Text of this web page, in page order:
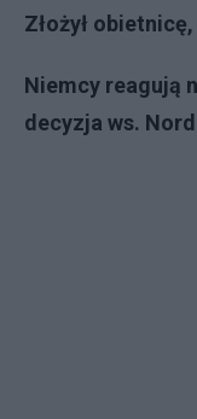
Złożył
Niemcy reagują
decyzja ws.